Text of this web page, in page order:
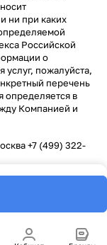
ни при каких
Российской
о
услуг, пожалуйста,
перечень
определяется в
Компанией и
+7 (499) 322-